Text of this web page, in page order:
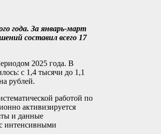
года. За январь-март
составил всего 17
2025 года. В
с 1,4 тысячи до 1,1
рублей.
работой по
активизируется
и данные
интенсивными